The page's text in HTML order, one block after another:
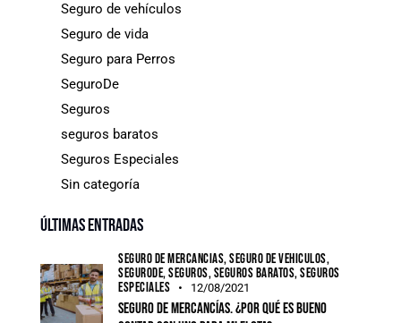
Seguro de vehículos
Seguro de vida
Seguro para Perros
SeguroDe
Seguros
seguros baratos
Seguros Especiales
Sin categoría
Últimas entradas
SEGURO DE MERCANCÍAS,SEGURO DE VEHÍCULOS,
SEGURODE,SEGUROS,SEGUROS BARATOS,SEGUROS
ESPECIALES
12/08/2021
Seguro de mercancías. ¿Por qué es bueno